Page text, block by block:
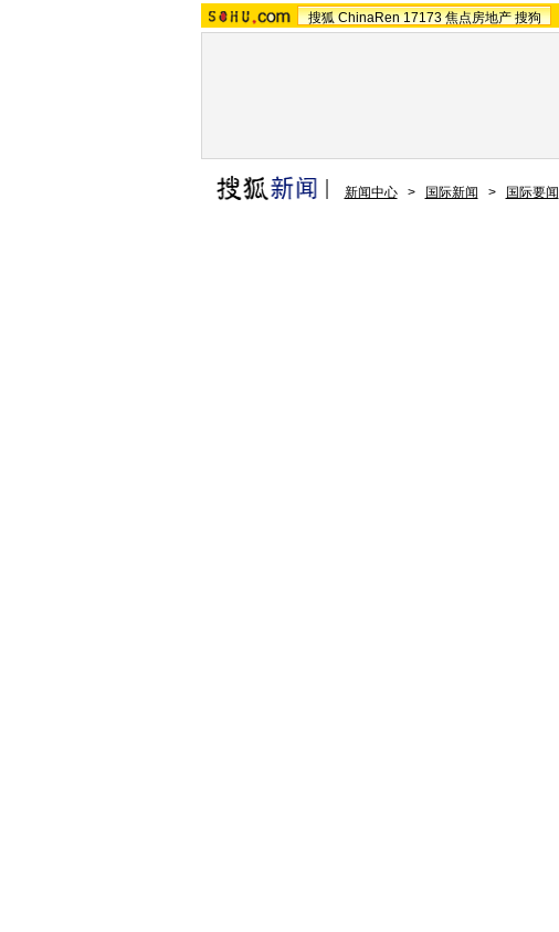
搜狐 ChinaRen 17173 焦点房地产 搜狗
新闻中心 > 国际新闻 > 国际要闻